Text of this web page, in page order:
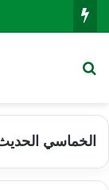
الخماسي